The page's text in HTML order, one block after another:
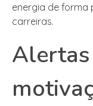
energia de forma
carreiras.
Alertas